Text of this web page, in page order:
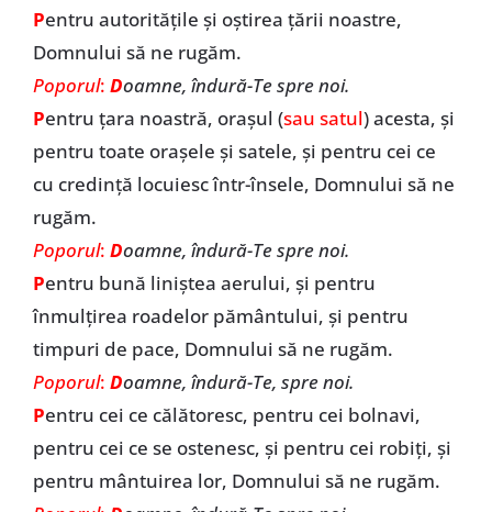
Pentru autoritățile și oștirea țării noastre,
Domnului să ne rugăm.
Poporul: Doamne, îndură-Te spre noi.
Pentru țara noastră, orașul (sau satul) acesta, și
pentru toate orașele și satele, și pentru cei ce
cu credință locuiesc într-însele, Domnului să ne
rugăm.
Poporul: Doamne, îndură-Te spre noi.
Pentru bună liniștea aerului, și pentru
înmulțirea roadelor pământului, și pentru
timpuri de pace, Domnului să ne rugăm.
Poporul: Doamne, îndură-Te, spre noi.
Pentru cei ce călătoresc, pentru cei bolnavi,
pentru cei ce se ostenesc, și pentru cei robiți, și
pentru mântuirea lor, Domnului să ne rugăm.